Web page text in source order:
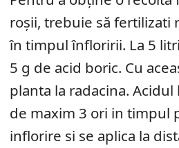
roșii, trebuie să fertilizati
în timpul înfloririi. La 5
5 g de acid boric. Cu
planta la radacina.
de maxim 3 ori in timpul
inflorire si se aplica la